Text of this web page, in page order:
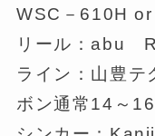
WSC－610H
リール：abu
ライン：山豊テ
ボン通常14～